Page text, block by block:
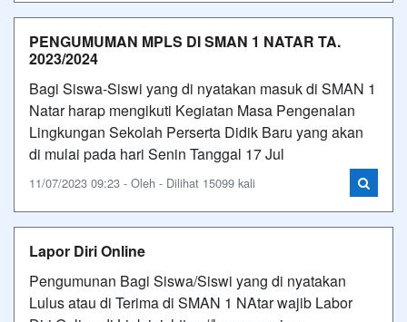
PENGUMUMAN MPLS DI SMAN 1 NATAR TA.
2023/2024
Bagi Siswa-Siswi yang di nyatakan masuk di SMAN 1
Natar harap mengikuti Kegiatan Masa Pengenalan
Lingkungan Sekolah Perserta Didik Baru yang akan
di mulai pada hari Senin Tanggal 17 Jul
11/07/2023 09:23 - Oleh - Dilihat 15099 kali
Lapor Diri Online
Pengumunan Bagi Siswa/Siswi yang di nyatakan
Lulus atau di Terima di SMAN 1 NAtar wajib Labor